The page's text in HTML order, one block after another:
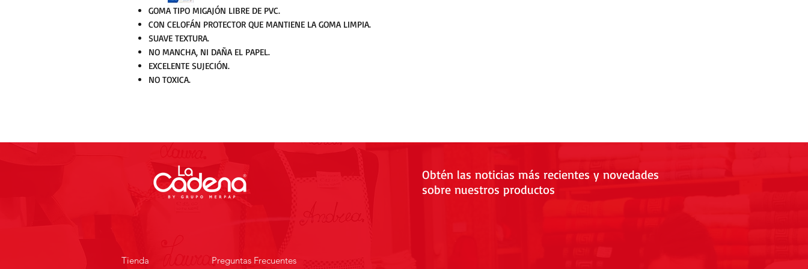
GOMA TIPO MIGAJÓN LIBRE DE PVC.
CON CELOFÁN PROTECTOR QUE MANTIENE LA GOMA LIMPIA.
SUAVE TEXTURA.
NO MANCHA, NI DAÑA EL PAPEL.
EXCELENTE SUJECIÓN.
NO TOXICA.
Tienda Preguntas Frecuentes
Obtén las noticias más recientes y novedades
sobre nuestros productos